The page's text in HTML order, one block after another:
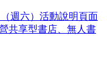
週六）活動說明頁面
共享型書店、無人書